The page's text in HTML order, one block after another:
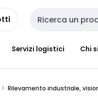
Cerca input
Servizi logistici Chi
Rilevamento industriale,